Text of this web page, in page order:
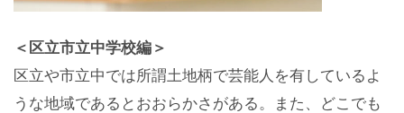
＜区立市立中学校編＞
区立や市立中では所謂土地柄で芸能人を有しているよ
うな地域であるとおおらかさがある。また、どこでも